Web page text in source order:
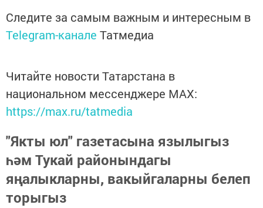
Следите за самым важным и интересным в
Telegram-канале Татмедиа
Читайте новости Татарстана в
национальном мессенджере MАХ:
https://max.ru/tatmedia
"Якты юл" газетасына язылыгыз
һәм Тукай районындагы
яңалыкларны, вакыйгаларны белеп
торыгыз